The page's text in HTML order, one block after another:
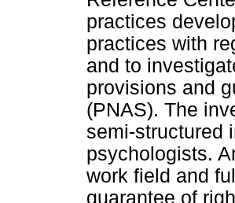
practices
practices with
and to
provisions and
(PNAS). The
semi-structured
psychologists.
work field and
guarantee of